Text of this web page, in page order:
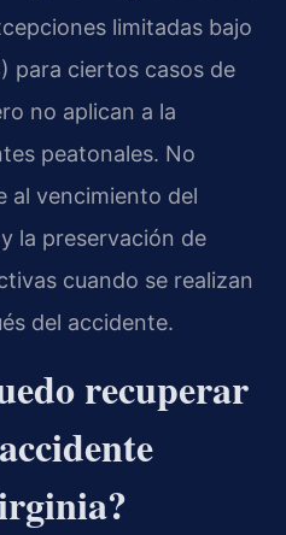
limitadas bajo
para ciertos casos de
no aplican a la
peatonales. No
al vencimiento del
la preservación de
cuando se realizan
del accidente.
recuperar